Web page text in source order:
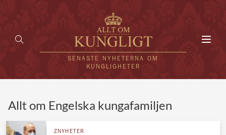
SENASTE NYHETERNA OM
KUNGLIGHETER
Allt om Engelska kungafamiljen
ZNYHETER